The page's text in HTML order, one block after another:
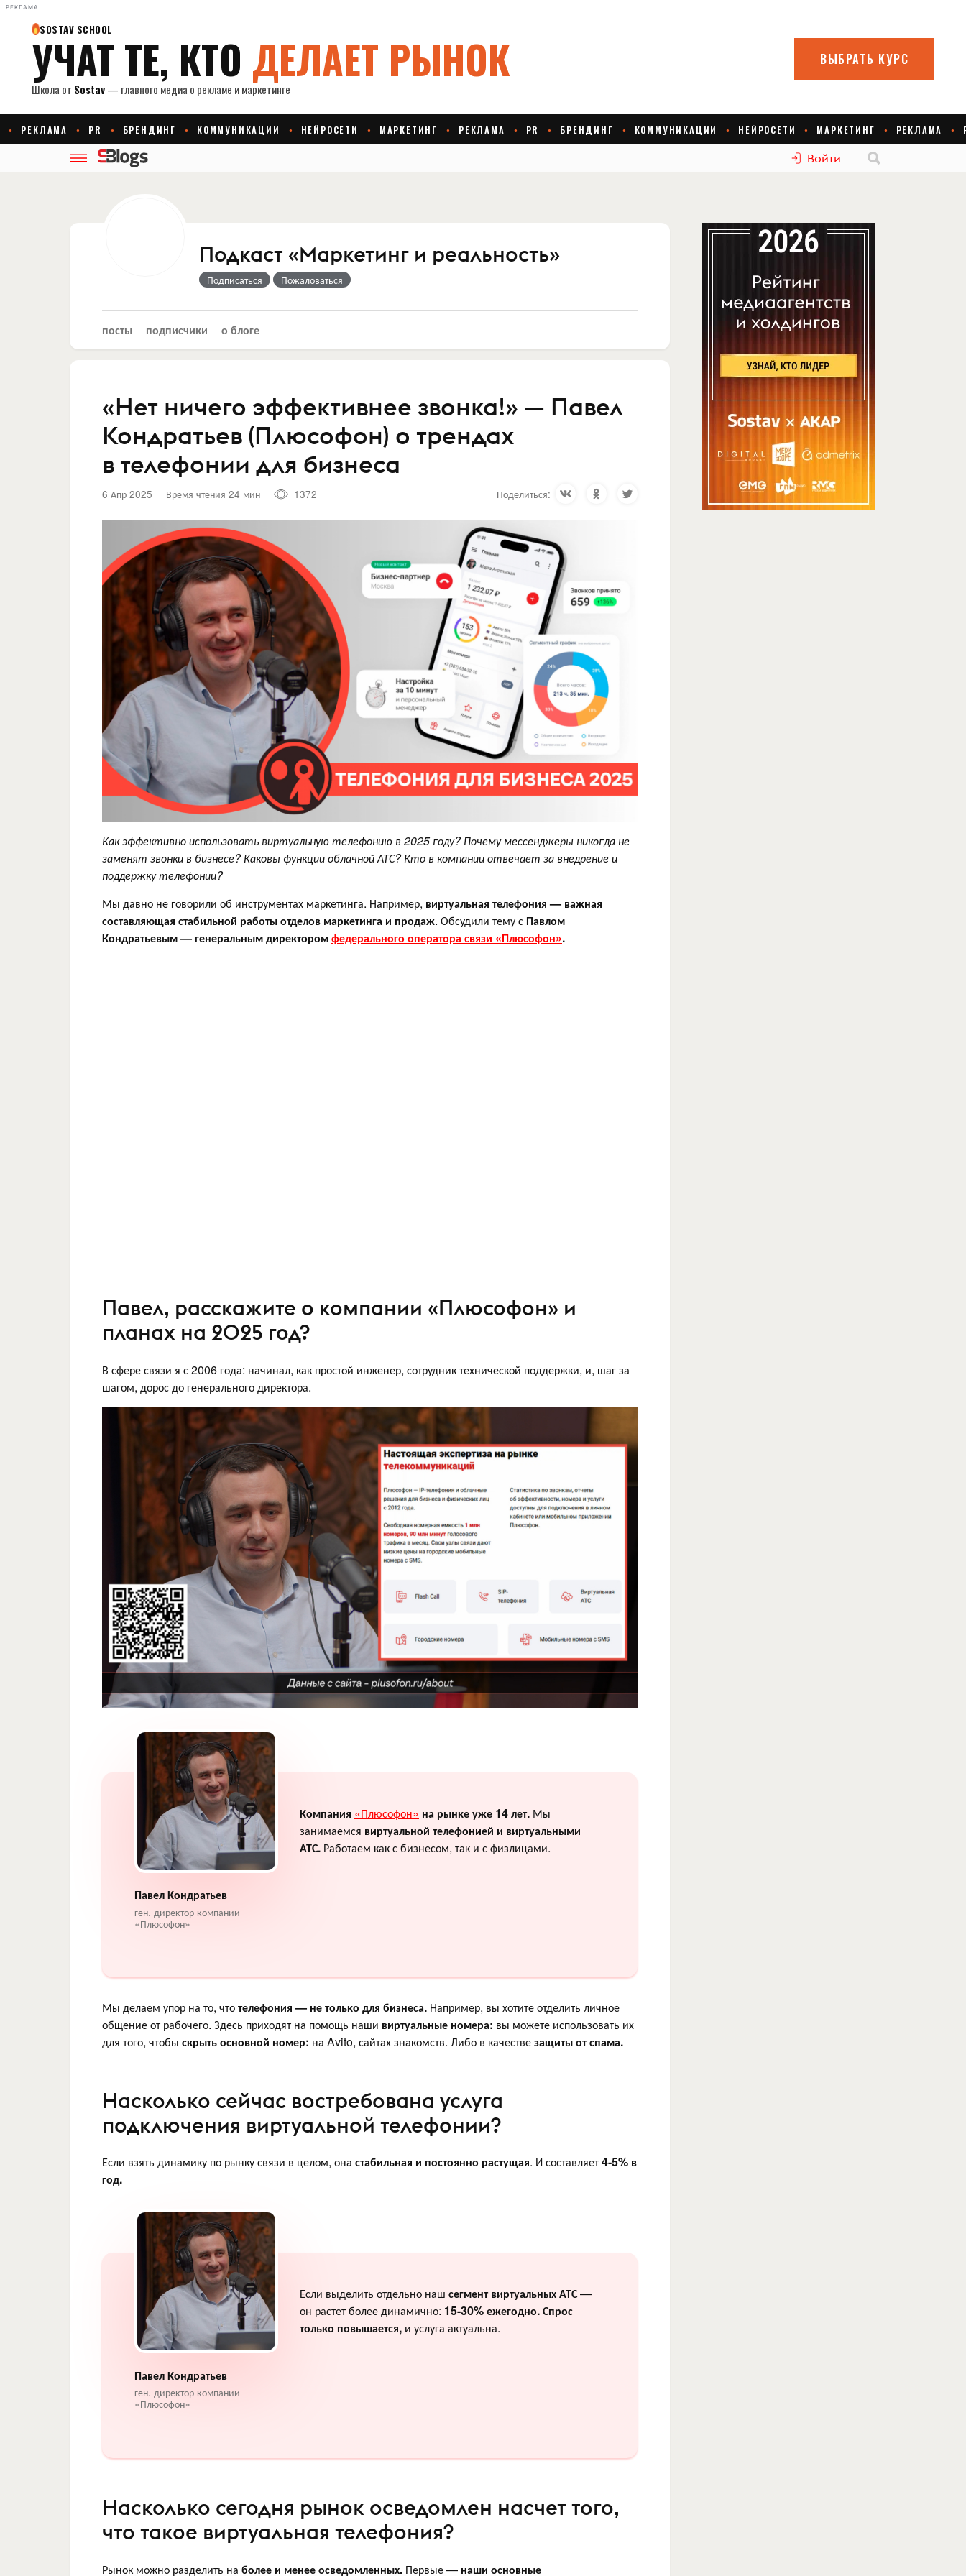
РЕКЛАМА
Войти
Подкаст «Маркетинг и реальность»
Подписаться Пожаловаться
посты подписчики о блоге
«Нет ничего эффективнее звонка!» — Павел
Кондратьев (Плюсофон) о трендах
в телефонии для бизнеса
6 Апр 2025 Время чтения 24 мин 1372 Поделиться:
Как эффективно использовать виртуальную телефонию в 2025 году? Почему мессенджеры никогда не
заменят звонки в бизнесе? Каковы функции облачной АТС? Кто в компании отвечает за внедрение и
поддержку телефонии?
Мы давно не говорили об инструментах маркетинга. Например, виртуальная телефония — важная
составляющая стабильной работы отделов маркетинга и продаж. Обсудили тему с Павлом
Кондратьевым — генеральным директоромфедерального оператора связи «Плюсофон».
Павел, расскажите о компании «Плюсофон» и
планах на 2025 год?
В сфере связи я с 2006 года: начинал, как простой инженер, сотрудник технической поддержки, и, шаг за
шагом, дорос до генерального директора.
Павел Кондратьев
ген. директор компании
«Плюсофон»
Компания «Плюсофон» на рынке уже 14 лет. Мы
занимаемся виртуальной телефонией и виртуальными
АТС. Работаем как с бизнесом, так и с физлицами.
Мы делаем упор на то, чтотелефония — не только для бизнеса. Например, вы хотите отделить личное
общение от рабочего. Здесь приходят на помощь наши виртуальные номера: вы можете использовать их
для того, чтобы скрыть основной номер: на Avito, сайтах знакомств. Либо в качествезащиты от спама.
Насколько сейчас востребована услуга
подключения виртуальной телефонии?
Если взять динамику по рынку связи в целом, она стабильная и постоянно растущая. И составляет4-5% в
год.
Павел Кондратьев
ген. директор компании
«Плюсофон»
Если выделить отдельно наш сегмент виртуальных АТС—
он растет более динамично: 15-30% ежегодно. Спрос
только повышается, и услуга актуальна.
Насколько сегодня рынок осведомлен насчет того,
что такое виртуальная телефония?
Рынок можно разделить на более и менее осведомленных. Первые — наши основные